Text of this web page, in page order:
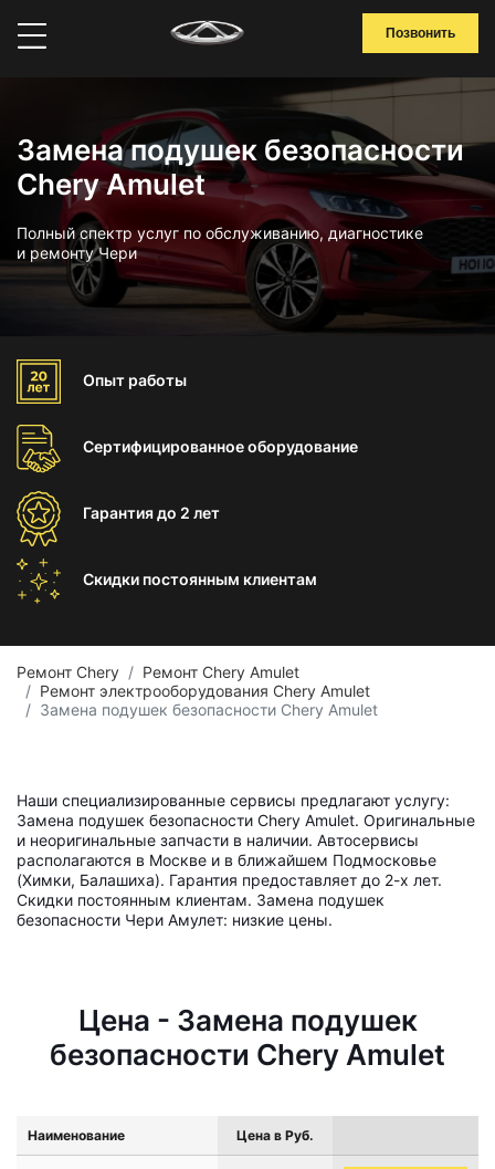
Позвонить
Замена подушек безопасности
Chery Amulet
Полный спектр услуг по обслуживанию, диагностике
и ремонту Чери
Опыт работы
Сертифицированноеоборудование
Гарантиядо 2 лет
Скидки постоянным клиентам
Ремонт Chery
Ремонт Chery Amulet
Ремонт электрооборудования Chery Amulet
Замена подушек безопасности Chery Amulet
Наши специализированные сервисы предлагают услугу:
Замена подушек безопасности Chery Amulet. Оригинальные
и неоригинальные запчасти в наличии. Автосервисы
располагаются в Москве и в ближайшем Подмосковье
(Химки, Балашиха). Гарантия предоставляет до 2-х лет.
Скидки постоянным клиентам. Замена подушек
безопасности Чери Амулет: низкие цены.
Цена - Замена подушек
безопасности Chery Amulet
Наименование Цена в Руб.